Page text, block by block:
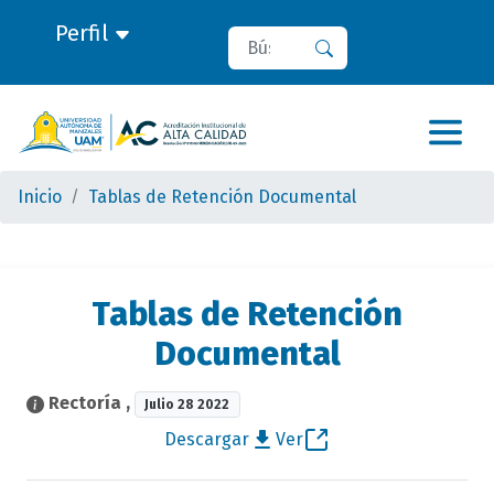
Perfil Buscar
Inicio Tablas de Retención Documental
Tablas de Retención
Documental
Rectoría , Julio 28 2022
Descargar Ver